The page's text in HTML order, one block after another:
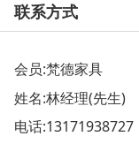
联系方式
会员:梵德家具
姓名:林经理(先生)
电话:13171938727